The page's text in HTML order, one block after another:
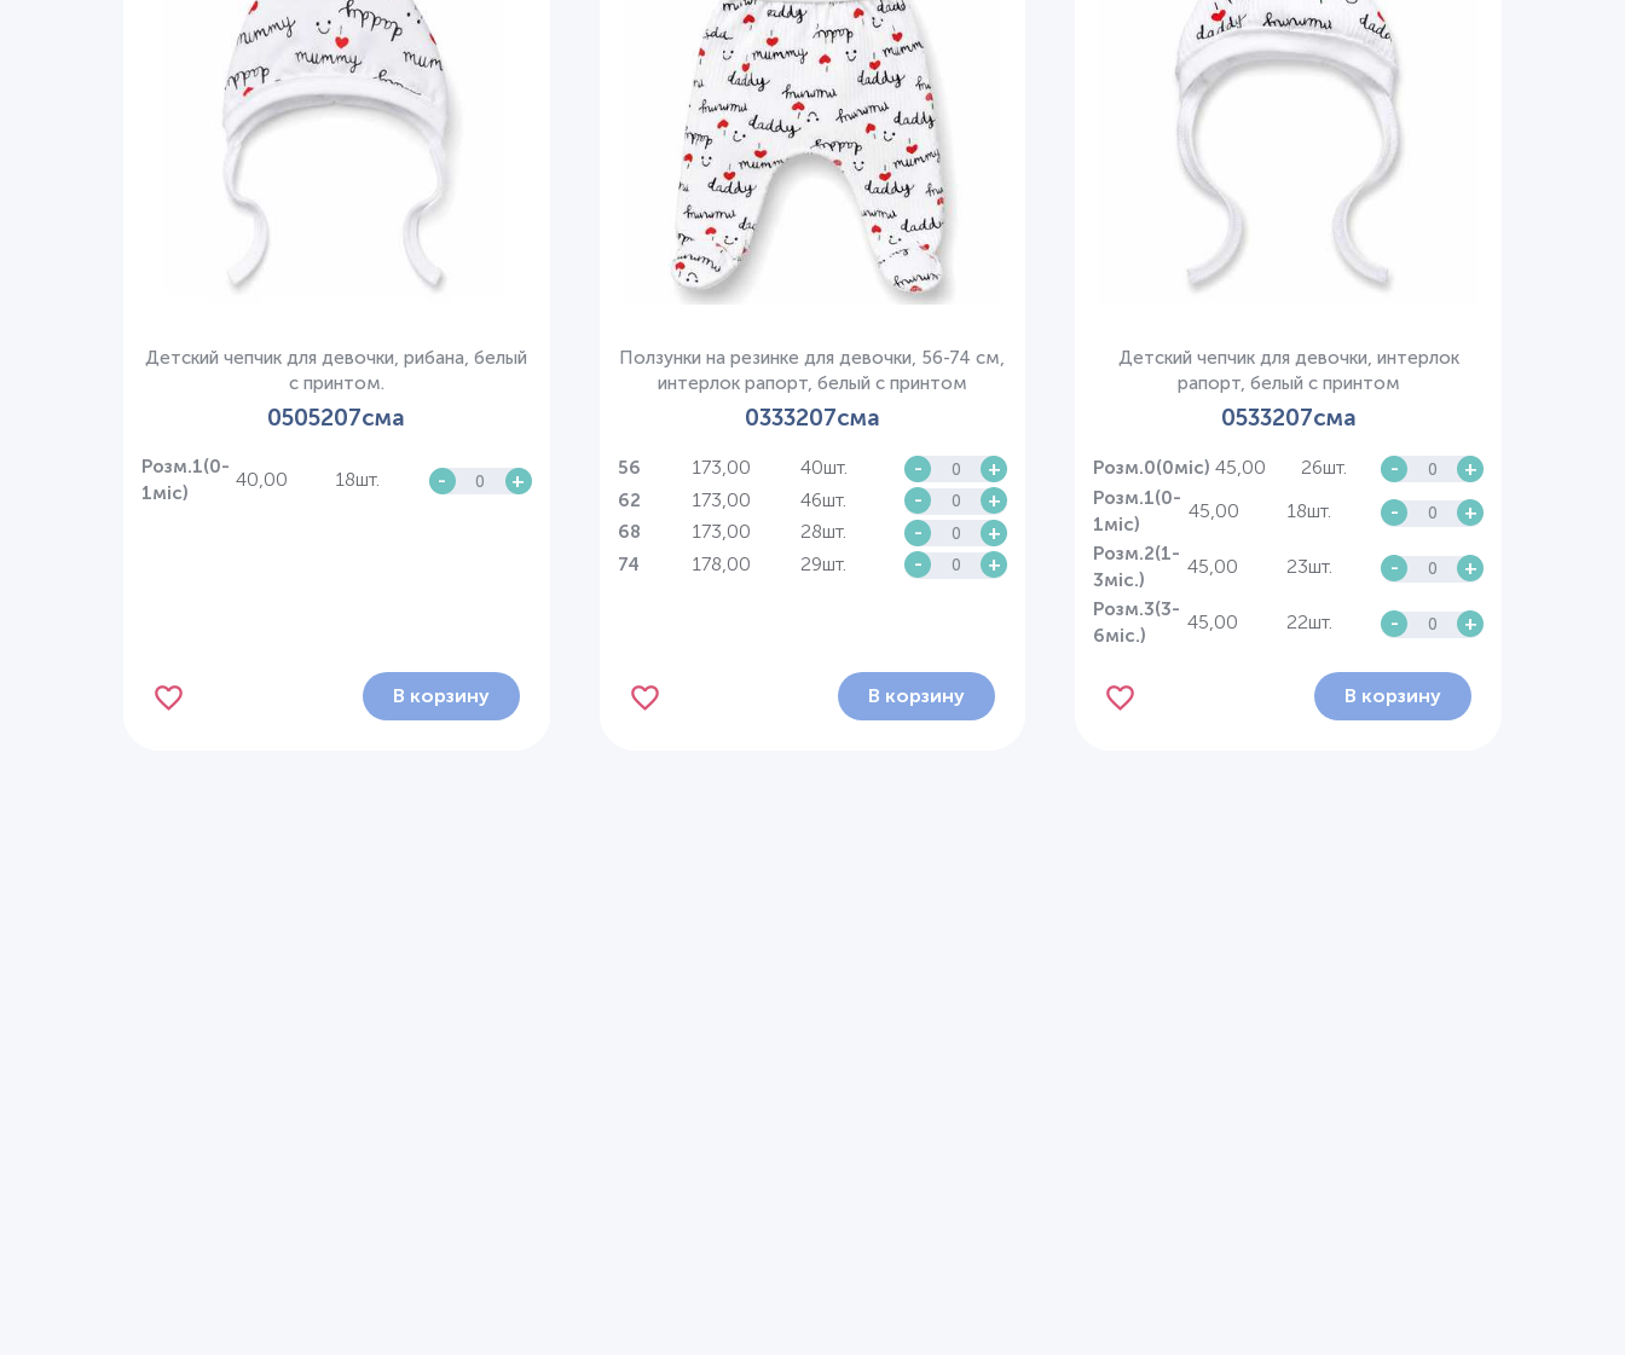
Детский чепчик для девочки, рибана, белый
с принтом.
0505207сма
Розм.1(0-
1міс)
40,00 18шт. - +
В корзину
Ползунки на резинке для девочки, 56-74 см,
интерлок рапорт, белый с принтом
0333207сма
56 173,00 40шт. - +
62 173,00 46шт. - +
68 173,00 28шт. - +
74 178,00 29шт. - +
В корзину
Детский чепчик для девочки, интерлок
рапорт, белый с принтом
0533207сма
Розм.0(0міс) 45,00 26шт. - +
Розм.1(0-
1міс)
45,00 18шт. - +
Розм.2(1-
3міс.)
45,00 23шт. - +
Розм.3(3-
6міс.)
45,00 22шт. - +
В корзину